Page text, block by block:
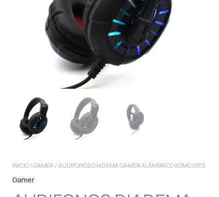
INICIO/GAMER / AUDIFONOS DIADEMA GAMER ALÁMBRICO KOMC G313
Gamer